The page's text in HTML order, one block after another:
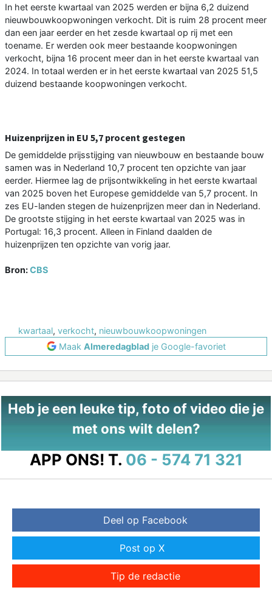
In het eerste kwartaal van 2025 werden er bijna 6,2 duizend
nieuwbouwkoopwoningen verkocht. Dit is ruim 28 procent meer
dan een jaar eerder en het zesde kwartaal op rij met een
toename. Er werden ook meer bestaande koopwoningen
verkocht, bijna 16 procent meer dan in het eerste kwartaal van
2024. In totaal werden er in het eerste kwartaal van 2025 51,5
duizend bestaande koopwoningen verkocht.
Huizenprijzen in EU 5,7 procent gestegen
De gemiddelde prijsstijging van nieuwbouw en bestaande bouw
samen was in Nederland 10,7 procent ten opzichte van jaar
eerder. Hiermee lag de prijsontwikkeling in het eerste kwartaal
van 2025 boven het Europese gemiddelde van 5,7 procent. In
zes EU-landen stegen de huizenprijzen meer dan in Nederland.
De grootste stijging in het eerste kwartaal van 2025 was in
Portugal: 16,3 procent. Alleen in Finland daalden de
huizenprijzen ten opzichte van vorig jaar.
Bron:CBS
kwartaal, verkocht, nieuwbouwkoopwoningen
Maak Almeredagbladje Google-favoriet
Heb je een leuke tip, foto of video die je
met ons wilt delen?
APP ONS! T. 06 - 574 71 321
Deel op Facebook
Post op X
Tip de redactie